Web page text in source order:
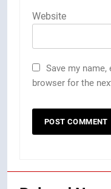
Website
Save my
browser for the